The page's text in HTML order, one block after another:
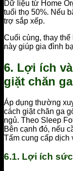
Dữ liệu từ Home
tuổi thọ 50%. Nếu
trợ sắp xếp.
Cuối cùng, thay thế
này giúp gia đình
6. Lợi ích
giặt chăn
Áp dụng thường
cách giặt chăn ga
ngủ. Theo Sleep
Bên cạnh đó, nếu
Tấm cung cấp dịch
6.1. Lợi ích